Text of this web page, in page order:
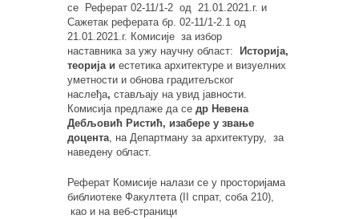
се
Реферат 02-11/1-2 од 21.01.2021.г. и
Сажетак реферата бр. 02-11/1-2.1 од
21.01.2021.г. Комисије за избор
наставника за ужу научну област:
Историја,
теорија и естетика архитектуре и визуелних
уметности и обнова градитељског
наслеђа, стављају на увид јавности.
Комисија предлаже да се др Невена
Дебљовић Ристић, изабере у звање
доцента, на Департману за архитектуру, за
наведену област.
Реферат Комисије налази се у просторијама
библиотеке Факултета (
спрат, соба 210),
као и на веб-страници